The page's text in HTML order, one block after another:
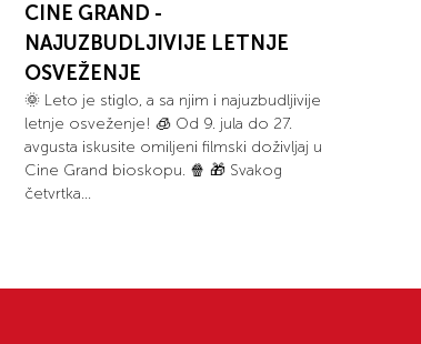
CINE GRAND -
NAJUZBUDLJIVIJE LETNJE
OSVEŽENJE
🌞 Leto je stiglo, a sa njim i najuzbudljivije
letnje osveženje! 🧊 Od 9. jula do 27.
avgusta iskusite omiljeni filmski doživljaj u
Cine Grand bioskopu. 🍿 🎁 Svakog
četvrtka...